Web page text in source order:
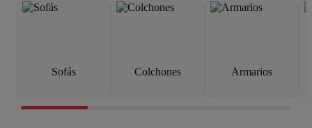
Sofás Colchones Armarios